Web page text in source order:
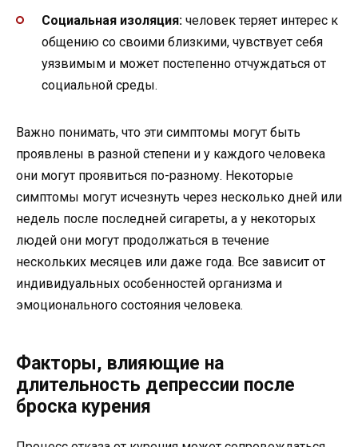
Социальная изоляция: человек теряет интерес к
общению со своими близкими, чувствует себя
уязвимым и может постепенно отчуждаться от
социальной среды.
Важно понимать, что эти симптомы могут быть
проявлены в разной степени и у каждого человека
они могут проявиться по-разному. Некоторые
симптомы могут исчезнуть через несколько дней или
недель после последней сигареты, а у некоторых
людей они могут продолжаться в течение
нескольких месяцев или даже года. Все зависит от
индивидуальных особенностей организма и
эмоционального состояния человека.
Факторы, влияющие на
длительность депрессии после
броска курения